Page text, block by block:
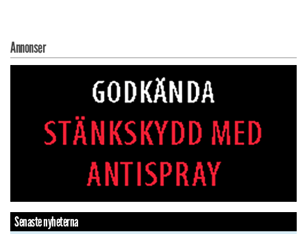
Annonser
Senaste nyheterna